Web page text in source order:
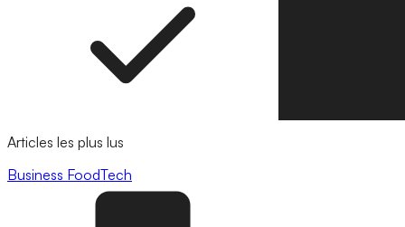
Articles les plus lus
Business FoodTech